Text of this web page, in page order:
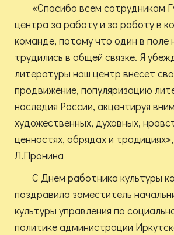
«Спасибо всем сотрудникам
центра за работу и за работу в
команде, потому что один в поле
трудились в общей связке. Я
литературы наш центр внесет
продвижение, популяризацию
наследия России, акцентируя
художественных, духовных,
ценностях, обрядах и
Л.Пронина
С Днем работника культуры
поздравила заместитель
культуры управления по
политике администрации